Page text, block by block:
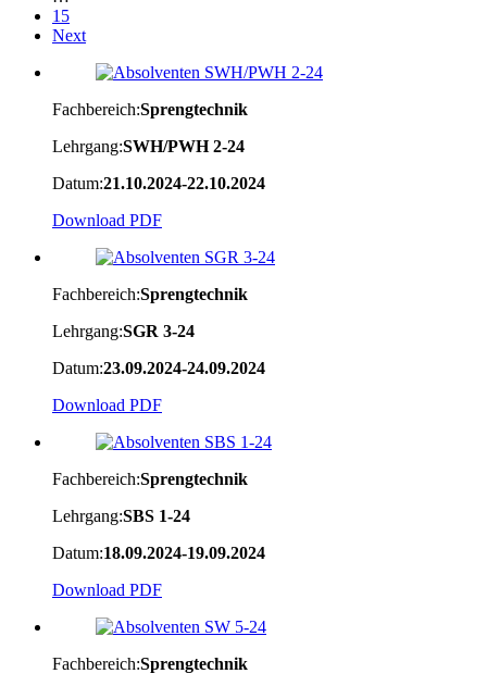
15
Next
Fachbereich:Sprengtechnik
Lehrgang:SWH/PWH 2-24
Datum:21.10.2024-22.10.2024
Download PDF
Fachbereich:Sprengtechnik
Lehrgang:SGR 3-24
Datum:23.09.2024-24.09.2024
Download PDF
Fachbereich:Sprengtechnik
Lehrgang:SBS 1-24
Datum:18.09.2024-19.09.2024
Download PDF
Fachbereich:Sprengtechnik